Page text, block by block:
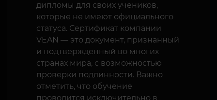
дипломы для своих учеников,
которые не имеют официального
статуса. Сертификат компании
VEAN — это документ, признанный
и подтвержденный во многих
странах мира, с возможностью
проверки подлинности. Важно
отметить, что обучение
проводится исключительно в